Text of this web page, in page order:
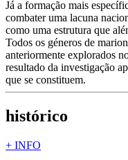
Já a formação mais
combater uma lacuna
como uma estrutura que
Todos os géneros de
anteriormente explorados
resultado da investigação
que se constituem.
histórico
+ INFO